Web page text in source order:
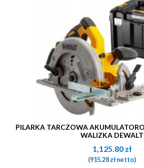
PILARKA TARCZOWA AKUMULATOROWA 184MM XR 18V
WALIZKA DEWALT
1,125.80 zł
(915.28złnetto)